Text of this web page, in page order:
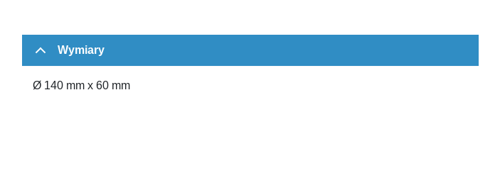
Wymiary
Ø 140 mm x 60 mm